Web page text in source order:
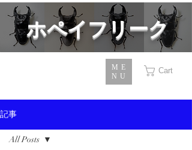
​ホペイフリーク
ME
NU
Cart
記事
All Posts